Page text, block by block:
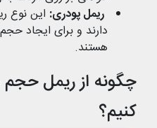
ریمل پودری: این نوع
دارند و برای ایجاد
هستند.
چگونه از ریمل حجم‌
کنیم؟